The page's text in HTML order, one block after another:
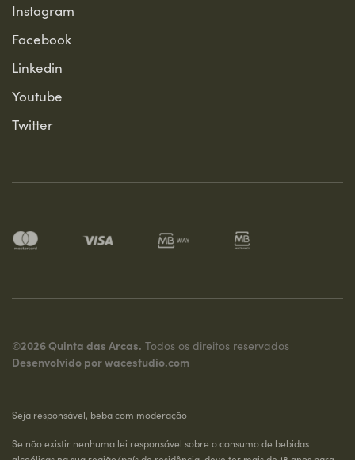
Instagram
Facebook
Linkedin
Youtube
Twitter
©2026 Quinta das Arcas. Todos os direitos reservados
Desenvolvido porwacestudio.com
Seja responsável, beba com moderação
Se não existir nenhuma lei responsável sobre o consumo de bebidas